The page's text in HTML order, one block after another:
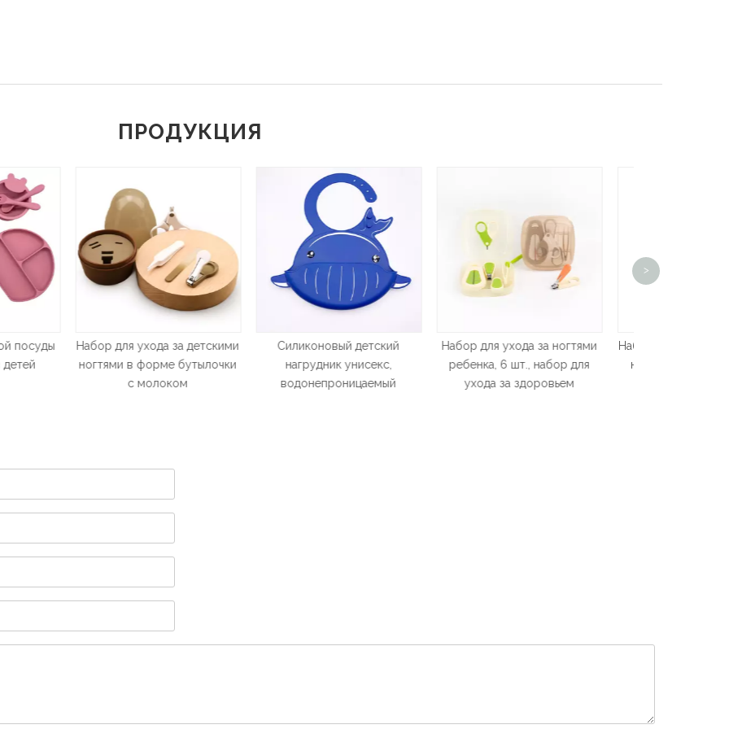
ПРОДУКЦИЯ
за детскими
бутылочки
Силиконовый детский
нагрудник унисекс,
водонепроницаемый
Набор для ухода за ногтями
ребенка, 6 шт., набор для
ухода за здоровьем
Набор для ухода за детскими
ногтями Eco-Friendly Abs
стрижки
>